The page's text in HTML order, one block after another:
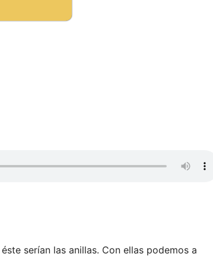
serían las anillas. Con ellas podemos a